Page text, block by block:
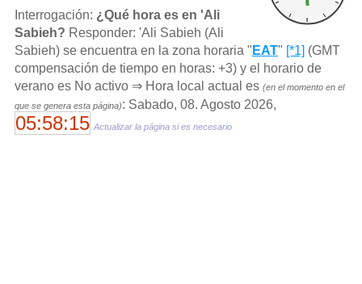
Interrogación: ¿Qué hora es en 'Ali
Sabieh? Responder: 'Ali Sabieh (Ali
Sabieh) se encuentra en la zona horaria " EAT" [*1] (GMT
compensación de tiempo en horas: +3) y el horario de
verano es No activo ⇒ Hora local actual es (en el momento en el
que se genera esta página): Sabado, 08. Agosto 2026,
05:58:15 Actualizar la página si es necesario